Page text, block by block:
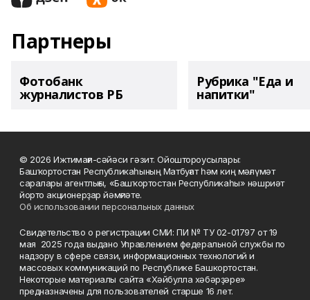
Партнеры
Фотобанк
журналистов РБ
Рубрика "Еда и
напитки"
© 2026 Ижтимағи-сәйәси гәзит. Ойоштороусылары:
Башҡортостан Республикаһының Матбуғат һәм киң мәғлүмәт
саралары агентлығы, «Башҡортостан Республикаһы» нәшриәт
йорто акционерҙар йәмғиәте.
Об использовании персональных данных
Свидетельство о регистрации СМИ: ПИ № ТУ 02-01797 от 19
мая 2025 года выдано Управлением федеральной службы по
надзору в сфере связи, информационных технологий и
массовых коммуникаций по Республике Башкортостан.
Некоторые материалы сайта «Хәйбулла хәбәрҙәре»
предназначены для пользователей старше 16 лет.